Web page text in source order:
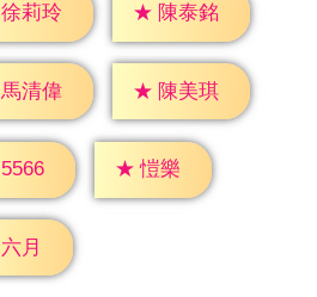
徐莉玲 ★ 陳泰銘
馬清偉 ★ 陳美琪
5566 ★ 愷樂
六月